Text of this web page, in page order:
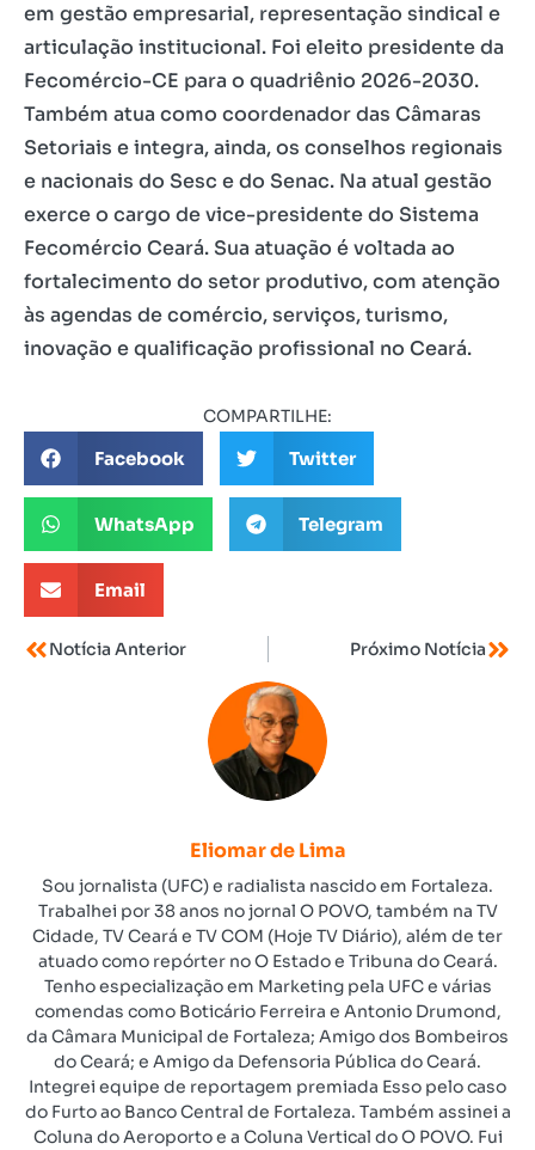
em gestão empresarial, representação sindical e
articulação institucional. Foi eleito presidente da
Fecomércio-CE para o quadriênio 2026-2030.
Também atua como coordenador das Câmaras
Setoriais e integra, ainda, os conselhos regionais
e nacionais do Sesc e do Senac. Na atual gestão
exerce o cargo de vice-presidente do Sistema
Fecomércio Ceará. Sua atuação é voltada ao
fortalecimento do setor produtivo, com atenção
às agendas de comércio, serviços, turismo,
inovação e qualificação profissional no Ceará.
COMPARTILHE:
Facebook Twitter
WhatsApp Telegram
Email
Notícia Anterior Próximo Notícia
Eliomar de Lima
Sou jornalista (UFC) e radialista nascido em Fortaleza.
Trabalhei por 38 anos no jornal O POVO, também na TV
Cidade, TV Ceará e TV COM (Hoje TV Diário), além de ter
atuado como repórter no O Estado e Tribuna do Ceará.
Tenho especialização em Marketing pela UFC e várias
comendas como Boticário Ferreira e Antonio Drumond,
da Câmara Municipal de Fortaleza; Amigo dos Bombeiros
do Ceará; e Amigo da Defensoria Pública do Ceará.
Integrei equipe de reportagem premiada Esso pelo caso
do Furto ao Banco Central de Fortaleza. Também assinei a
Coluna do Aeroporto e a Coluna Vertical do O POVO. Fui